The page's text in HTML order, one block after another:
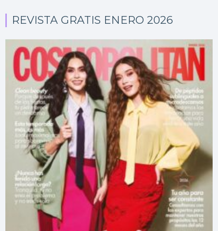
REVISTA GRATIS ENERO 2026